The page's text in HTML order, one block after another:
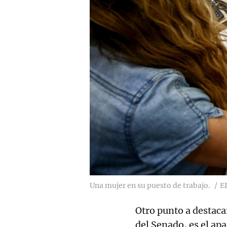
Una mujer en su puesto de trabajo.
Otro punto a